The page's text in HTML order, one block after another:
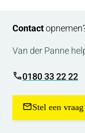
Contact
Van der Panne
0180 33 22 22
Stel een vraag